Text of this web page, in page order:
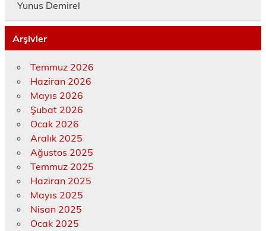
Yunus Demirel
Arşivler
Temmuz 2026
Haziran 2026
Mayıs 2026
Şubat 2026
Ocak 2026
Aralık 2025
Ağustos 2025
Temmuz 2025
Haziran 2025
Mayıs 2025
Nisan 2025
Ocak 2025